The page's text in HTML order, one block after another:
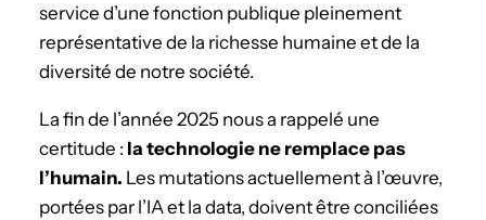
service d’une fonction publique pleinement
représentative de la richesse humaine et de la
diversité de notre société.
La fin de l’année 2025 nous a rappelé une
certitude : la technologie ne remplace pas
l’humain. Les mutations actuellement à l’œuvre,
portées par l’IA et la data, doivent être conciliées